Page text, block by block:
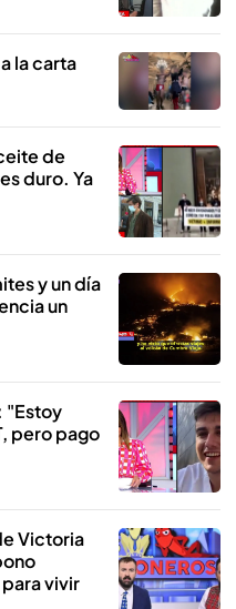
la carta
de
duro. Ya
y un día
un
"Estoy
pero pago
Victoria
vivir